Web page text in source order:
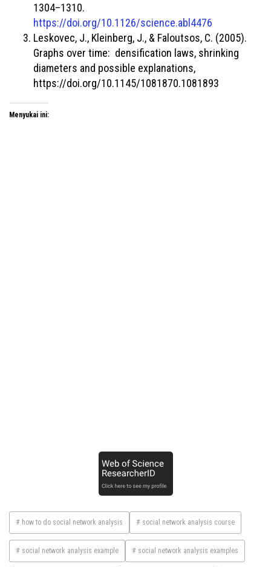
1304–1310.
https://doi.org/10.1126/science.abl4476
Leskovec, J., Kleinberg, J., & Faloutsos, C. (2005).
Graphs over time: densification laws, shrinking
diameters and possible explanations,
https://doi.org/10.1145/1081870.1081893
Menyukai ini:
# how to do social network analysis # social network analysis course
# social network analysis example # social network analysis examples